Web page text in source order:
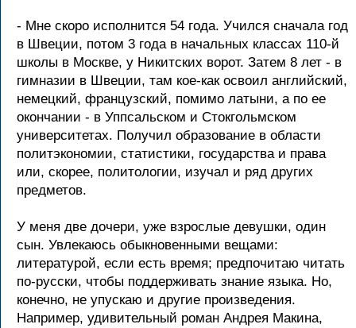
- Мне скоро исполнится 54 года. Учился сначала год
в Швеции, потом 3 года в начальных классах 110-й
школы в Москве, у Никитских ворот. Затем 8 лет - в
гимназии в Швеции, там кое-как освоил английский,
немецкий, французский, помимо латыни, а по ее
окончании - в Уппсальском и Стокгольмском
университетах. Получил образование в области
политэкономии, статистики, государства и права
или, скорее, политологии, изучал и ряд других
предметов.
У меня две дочери, уже взрослые девушки, один
сын. Увлекаюсь обыкновенными вещами:
литературой, если есть время; предпочитаю читать
по-русски, чтобы поддерживать знание языка. Но,
конечно, не упускаю и другие произведения.
Например, удивительный роман Андрея Макина,